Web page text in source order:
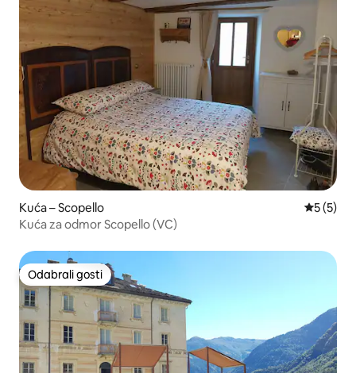
Kuća – Scopello
5 (5)
Kuća za odmor Scopello (VC)
Odabrali gosti
Odabrali gosti